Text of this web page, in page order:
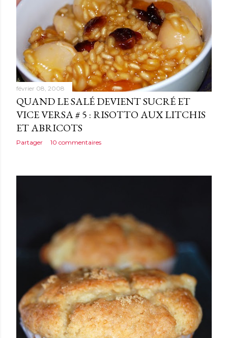
février 08, 2008
QUAND LE SALÉ DEVIENT SUCRÉ ET
VICE VERSA # 5 : RISOTTO AUX LITCHIS
ET ABRICOTS
Partager 10 commentaires